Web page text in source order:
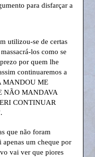
para disfarçar a
utilizou-se de certas
los como se
por quem lhe
continuaremos a
MANDOU ME
NÃO MANDAVA
CONTINUAR
que não foram
apenas um cheque por
vai ver que piores